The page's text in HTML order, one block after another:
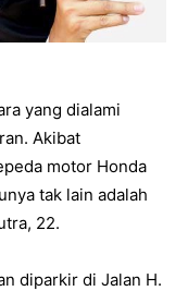
yang dialami
Akibat
motor Honda
tak lain adalah
22.
diparkir di Jalan H.